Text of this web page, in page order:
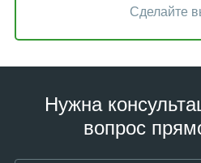
Сделайте
Нужна
вопрос